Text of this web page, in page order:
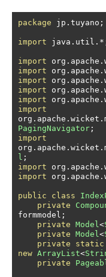
package jp . tuyano ;
import java . util
import org . apache .
import org . apache .
import org . apache .
import org . apache .
import org . apache .
import
org . apache . wicket .
PagingNavigator ;
import
org . apache . wicket .
l ;
import org . apache .
import org . apache .
public class
private
formmodel ;
private Model<
private Model<
private
static
new ArrayList<
private